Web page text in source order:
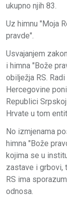
ukupno njih 83.
Uz himnu "Moja
pravde".
Usvajanjem
i himna "Bože
obilježja RS.
Hercegovine
Republici
Hrvate u tom
No izmjenama
himna "Bože
kojima se u
zastave i grbovi,
RS ima
odnosa.